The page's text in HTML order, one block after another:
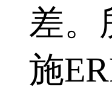
差。
施